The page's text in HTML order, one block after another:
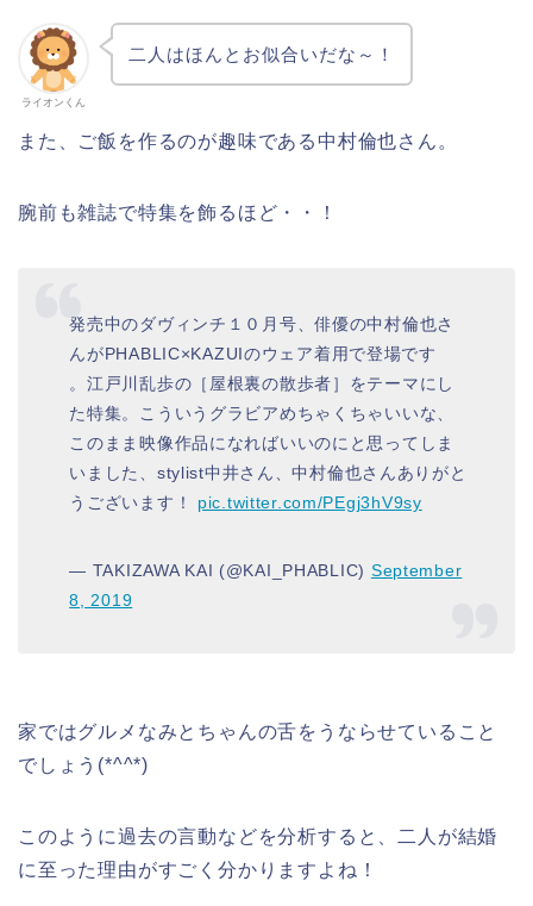
ライオンくん
二人はほんとお似合いだな～！
また、ご飯を作るのが趣味である中村倫也さん。
腕前も雑誌で特集を飾るほど・・！
発売中のダヴィンチ１０月号、俳優の中村倫也さ
んがPHABLIC×KAZUIのウェア着用で登場です
。江戸川乱歩の［屋根裏の散歩者］をテーマにし
た特集。こういうグラビアめちゃくちゃいいな、
このまま映像作品になればいいのにと思ってしま
いました、stylist中井さん、中村倫也さんありがと
うございます！ pic.twitter.com/PEgj3hV9sy
— TAKIZAWA KAI (@KAI_PHABLIC) September
8, 2019
家ではグルメなみとちゃんの舌をうならせていること
でしょう(*^^*)
このように過去の言動などを分析すると、二人が結婚
に至った理由がすごく分かりますよね！